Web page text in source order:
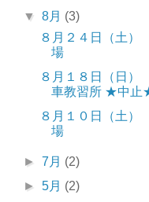
▼8月 (3)
８月２４日（土
場
８月１８日（日
車教習所 ★中止
８月１０日（土
場
►7月 (2)
►5月 (2)